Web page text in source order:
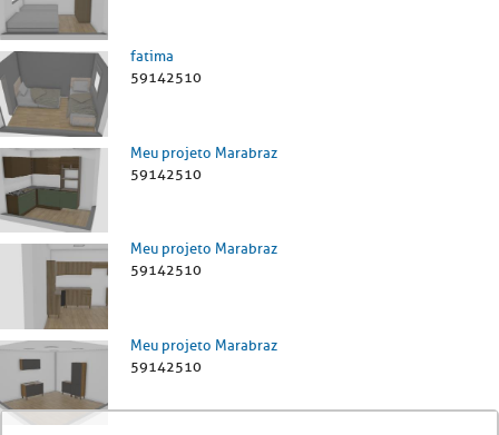
fatima
59142510
Meu projeto Marabraz
59142510
Meu projeto Marabraz
59142510
Meu projeto Marabraz
59142510